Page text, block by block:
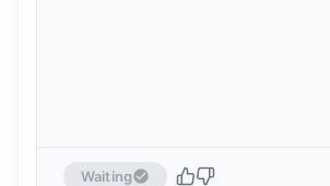
Waiting